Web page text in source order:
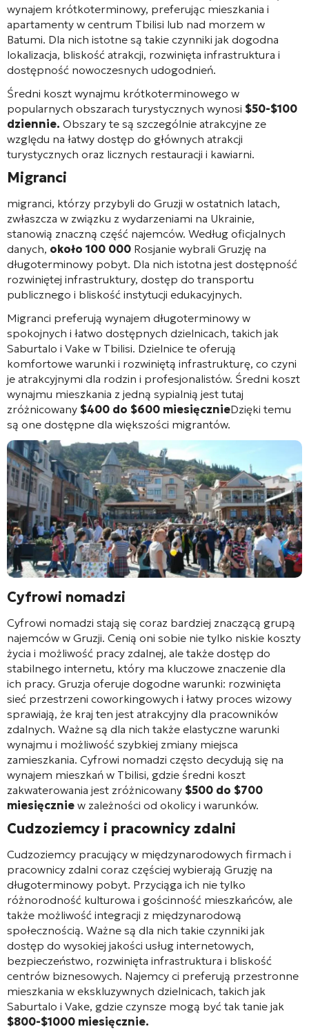
wynajem krótkoterminowy, preferując mieszkania i
apartamenty w centrum Tbilisi lub nad morzem w
Batumi. Dla nich istotne są takie czynniki jak dogodna
lokalizacja, bliskość atrakcji, rozwinięta infrastruktura i
dostępność nowoczesnych udogodnień.
Średni koszt wynajmu krótkoterminowego w
popularnych obszarach turystycznych wynosi $50-$100
dziennie. Obszary te są szczególnie atrakcyjne ze
względu na łatwy dostęp do głównych atrakcji
turystycznych oraz licznych restauracji i kawiarni.
Migranci
migranci, którzy przybyli do Gruzji w ostatnich latach,
zwłaszcza w związku z wydarzeniami na Ukrainie,
stanowią znaczną część najemców. Według oficjalnych
danych, około 100 000 Rosjanie wybrali Gruzję na
długoterminowy pobyt. Dla nich istotna jest dostępność
rozwiniętej infrastruktury, dostęp do transportu
publicznego i bliskość instytucji edukacyjnych.
Migranci preferują wynajem długoterminowy w
spokojnych i łatwo dostępnych dzielnicach, takich jak
Saburtalo i Vake w Tbilisi. Dzielnice te oferują
komfortowe warunki i rozwiniętą infrastrukturę, co czyni
je atrakcyjnymi dla rodzin i profesjonalistów. Średni koszt
wynajmu mieszkania z jedną sypialnią jest tutaj
zróżnicowany $400 do $600 miesięcznieDzięki temu
są one dostępne dla większości migrantów.
Cyfrowi nomadzi
Cyfrowi nomadzi stają się coraz bardziej znaczącą grupą
najemców w Gruzji. Cenią oni sobie nie tylko niskie koszty
życia i możliwość pracy zdalnej, ale także dostęp do
stabilnego internetu, który ma kluczowe znaczenie dla
ich pracy. Gruzja oferuje dogodne warunki: rozwinięta
sieć przestrzeni coworkingowych i łatwy proces wizowy
sprawiają, że kraj ten jest atrakcyjny dla pracowników
zdalnych. Ważne są dla nich także elastyczne warunki
wynajmu i możliwość szybkiej zmiany miejsca
zamieszkania. Cyfrowi nomadzi często decydują się na
wynajem mieszkań w Tbilisi, gdzie średni koszt
zakwaterowania jest zróżnicowany $500 do $700
miesięcznie w zależności od okolicy i warunków.
Cudzoziemcy i pracownicy zdalni
Cudzoziemcy pracujący w międzynarodowych firmach i
pracownicy zdalni coraz częściej wybierają Gruzję na
długoterminowy pobyt. Przyciąga ich nie tylko
różnorodność kulturowa i gościnność mieszkańców, ale
także możliwość integracji z międzynarodową
społecznością. Ważne są dla nich takie czynniki jak
dostęp do wysokiej jakości usług internetowych,
bezpieczeństwo, rozwinięta infrastruktura i bliskość
centrów biznesowych. Najemcy ci preferują przestronne
mieszkania w ekskluzywnych dzielnicach, takich jak
Saburtalo i Vake, gdzie czynsze mogą być tak tanie jak
$800-$1000 miesięcznie.